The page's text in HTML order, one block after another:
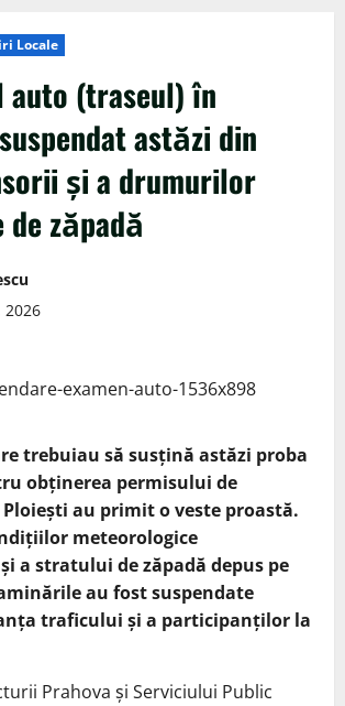
Locale
auto (traseul) în
astăzi din
și a drumurilor
zăpadă
2026
trebuiau să susțină astăzi proba
obținerea permisului de
au primit o veste proastă.
meteorologice
a stratului de zăpadă depus pe
au fost suspendate
traficului și a participanților la
Prahova și Serviciului Public